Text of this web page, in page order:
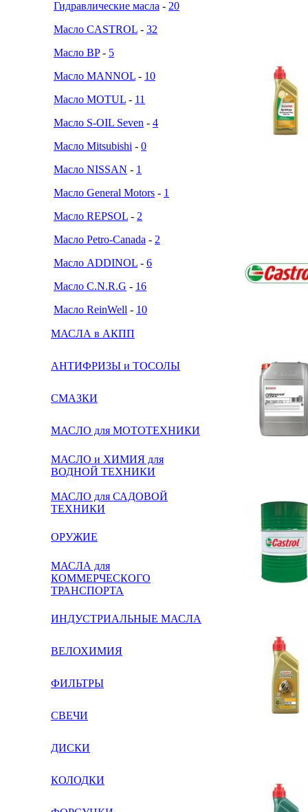
Гидравлические масла - 20
Масло CASTROL - 32
Масло BP- 5
Масло MANNOL - 10
Масло MOTUL - 11
Масло S-OIL Seven - 4
Масло Mitsubishi - 0
Масло NISSAN - 1
Масло General Motors - 1
Масло REPSOL - 2
Масло Petro-Canada - 2
Масло ADDINOL - 6
Масло C.N.R.G - 16
Масло ReinWell - 10
МАСЛА в АКПП
АНТИФРИЗЫ и ТОСОЛЫ
СМАЗКИ
МАСЛО для МОТОТЕХНИКИ
МАСЛО и ХИМИЯ для
ВОДНОЙ ТЕХНИКИ
МАСЛО для САДОВОЙ
ТЕХНИКИ
ОРУЖИЕ
МАСЛА для
КОММЕРЧЕСКОГО
ТРАНСПОРТА
ИНДУСТРИАЛЬНЫЕ МАСЛА
ВЕЛОХИМИЯ
ФИЛЬТРЫ
СВЕЧИ
ДИСКИ
КОЛОДКИ